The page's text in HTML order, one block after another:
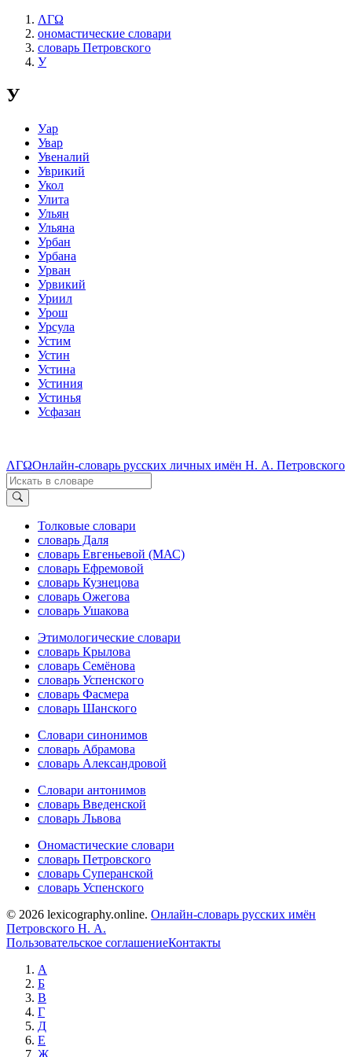
ΛΓΩ
ономастические словари
словарь Петровского
У
У
Уар
Увар
Увеналий
Уврикий
Укол
Улита
Ульян
Ульяна
Урбан
Урбана
Урван
Урвикий
Уриил
Урош
Урсула
Устим
Устин
Устина
Устиния
Устинья
Усфазан
ΛΓΩОнлайн-словарь русских личных имён Н. А. Петровского
Толковые словари
словарь Даля
словарь Евгеньевой (МАС)
словарь Ефремовой
словарь Кузнецова
словарь Ожегова
словарь Ушакова
Этимологические словари
словарь Крылова
словарь Семёнова
словарь Успенского
словарь Фасмера
словарь Шанского
Словари синонимов
словарь Абрамова
словарь Александровой
Словари антонимов
словарь Введенской
словарь Львова
Ономастические словари
словарь Петровского
словарь Суперанской
словарь Успенского
© 2026 lexicography.online. Онлайн-словарь русских имён
Петровского Н. А.
Пользовательское соглашениеКонтакты
А
Б
В
Г
Д
Е